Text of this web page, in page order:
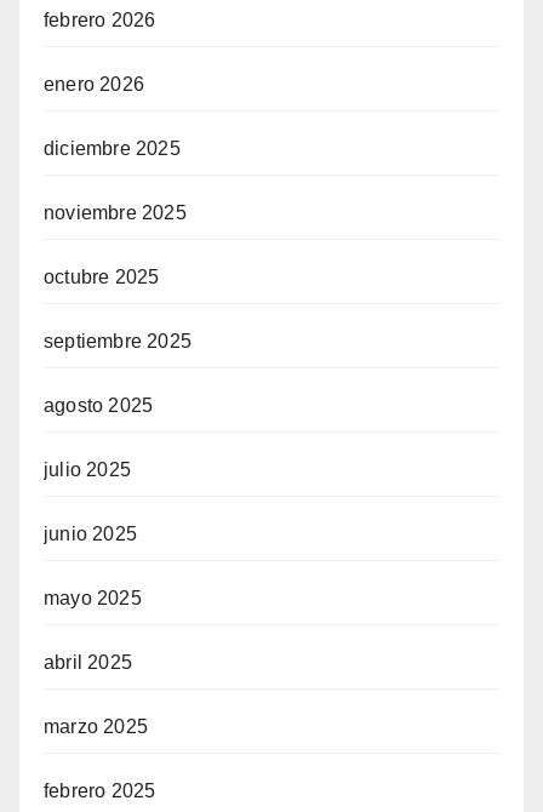
febrero 2026
enero 2026
diciembre 2025
noviembre 2025
octubre 2025
septiembre 2025
agosto 2025
julio 2025
junio 2025
mayo 2025
abril 2025
marzo 2025
febrero 2025